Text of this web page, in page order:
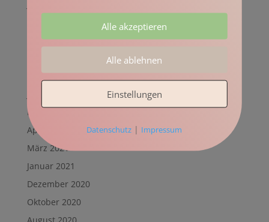
November 2021
August 2021
Mai 2021
April 2021
März 2021
Januar 2021
Dezember 2020
Oktober 2020
Alle akzeptieren
Alle ablehnen
Einstellungen
Datenschutz | Impressum